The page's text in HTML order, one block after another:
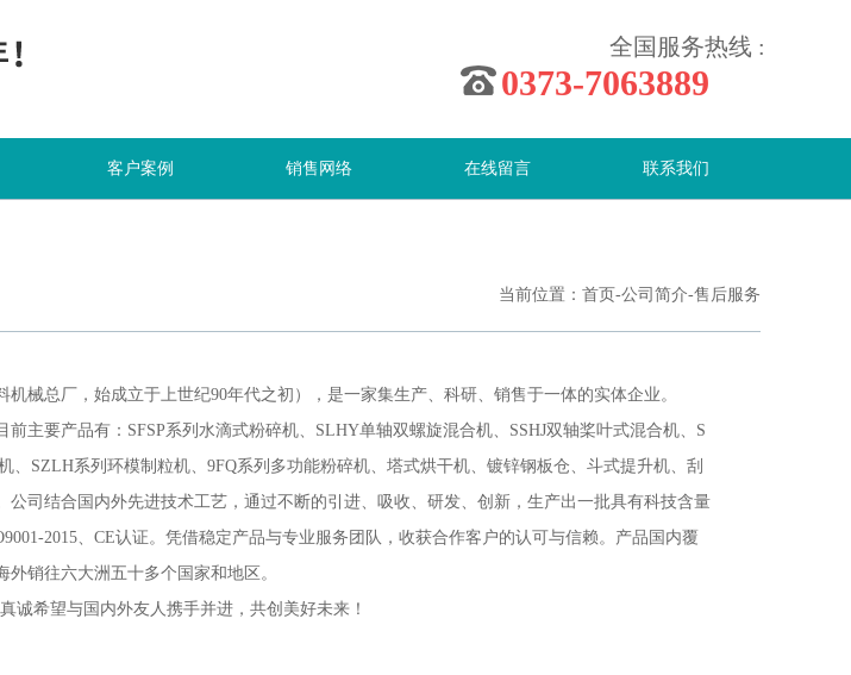
全国服务热线 :
0373-7063889
客户案例 销售网络 在线留言 联系我们
当前位置： 首页 -公司简介-售后服务
械总厂，始成立于上世纪90年代之初），是一家集生产、科研、销售于一体的实体企业。
主要产品有：SFSP系列水滴式粉碎机、SLHY单轴双螺旋混合机、SSHJ双轴桨叶式混合机、S
、SZLH系列环模制粒机、9FQ系列多功能粉碎机、塔式烘干机、镀锌钢板仓、斗式提升机、刮
公司结合国内外先进技术工艺，通过不断的引进、吸收、研发、创新，生产出一批具有科技含量
2015、CE认证。凭借稳定产品与专业服务团队，收获合作客户的认可与信赖。产品国内覆
销往六大洲五十多个国家和地区。
诚希望与国内外友人携手并进，共创美好未来！